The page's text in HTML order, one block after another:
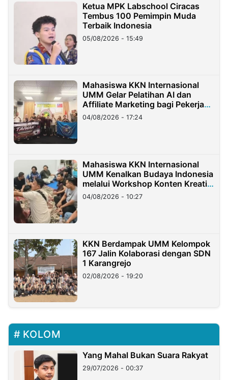
Ketua MPK Labschool Ciracas
Tembus 100 Pemimpin Muda
Terbaik Indonesia
05/08/2026 - 15:49
Mahasiswa KKN Internasional
UMM Gelar Pelatihan AI dan
Affiliate Marketing bagi Pekerja
Migran Indonesia di Taiwan
04/08/2026 - 17:24
Mahasiswa KKN Internasional
UMM Kenalkan Budaya Indonesia
melalui Workshop Konten Kreatif
di Taiwan
04/08/2026 - 10:27
KKN Berdampak UMM Kelompok
167 Jalin Kolaborasi dengan SDN
1 Karangrejo
02/08/2026 - 19:20
KOLOM
Yang Mahal Bukan Suara Rakyat
29/07/2026 - 00:37